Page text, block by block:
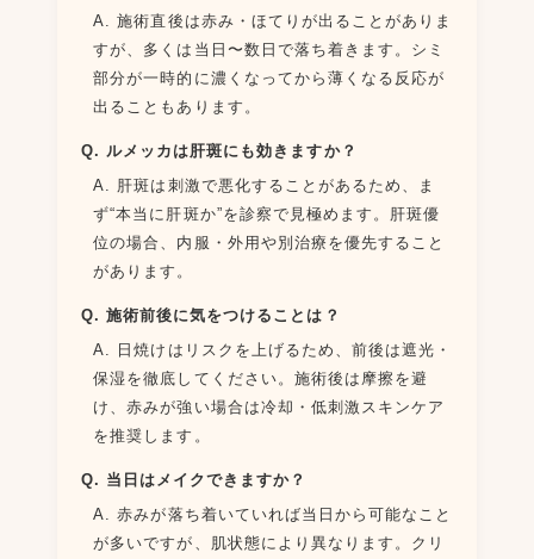
A. 施術直後は赤み・ほてりが出ることがありま
すが、多くは当日〜数日で落ち着きます。シミ
部分が一時的に濃くなってから薄くなる反応が
出ることもあります。
Q. ルメッカは肝斑にも効きますか？
A. 肝斑は刺激で悪化することがあるため、ま
ず“本当に肝斑か”を診察で見極めます。肝斑優
位の場合、内服・外用や別治療を優先すること
があります。
Q. 施術前後に気をつけることは？
A. 日焼けはリスクを上げるため、前後は遮光・
保湿を徹底してください。施術後は摩擦を避
け、赤みが強い場合は冷却・低刺激スキンケア
を推奨します。
Q. 当日はメイクできますか？
A. 赤みが落ち着いていれば当日から可能なこと
が多いですが、肌状態により異なります。クリ